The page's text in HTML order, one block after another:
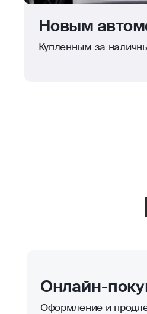
Новым
Купленным за
Онлайн-
Оформление и